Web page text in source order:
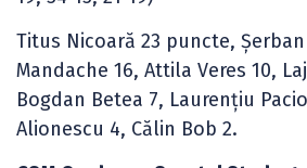
Titus Nicoară 23 puncte, Șerban
Mandache 16, Attila Veres 10,
Bogdan Betea 7, Laurențiu
Alionescu 4, Călin Bob 2.